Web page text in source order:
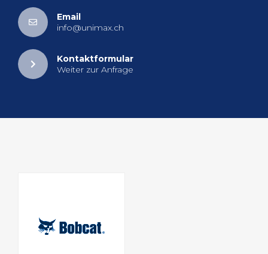
Email
info@​unimax.​ch
Kon­takt­for­mu­lar
Wei­ter zur An­fra­ge